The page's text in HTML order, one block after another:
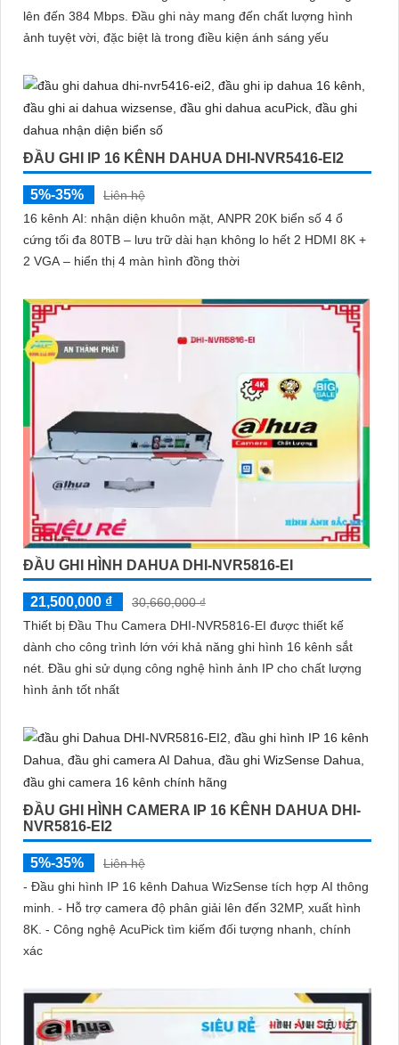
lên đến 384 Mbps. Đầu ghi này mang đến chất lượng hình
ảnh tuyệt vời, đặc biệt là trong điều kiện ánh sáng yếu
ĐẦU GHI IP 16 KÊNH DAHUA DHI-NVR5416-EI2
5%-35%
Liên hệ
16 kênh AI: nhận diện khuôn mặt, ANPR 20K biển số 4 ổ
cứng tối đa 80TB – lưu trữ dài hạn không lo hết 2 HDMI 8K +
2 VGA – hiển thị 4 màn hình đồng thời
ĐẦU GHI HÌNH DAHUA DHI-NVR5816-EI
21,500,000 ₫
30,660,000 ₫
Thiết bị Đầu Thu Camera DHI-NVR5816-EI được thiết kế
dành cho công trình lớn với khả năng ghi hình 16 kênh sắt
nét. Đầu ghi sử dụng công nghệ hình ảnh IP cho chất lượng
hình ảnh tốt nhất
ĐẦU GHI HÌNH CAMERA IP 16 KÊNH DAHUA DHI-
NVR5816-EI2
5%-35%
Liên hệ
- Đầu ghi hình IP 16 kênh Dahua WizSense tích hợp AI thông
minh. - Hỗ trợ camera độ phân giải lên đến 32MP, xuất hình
8K. - Công nghệ AcuPick tìm kiếm đối tượng nhanh, chính
xác